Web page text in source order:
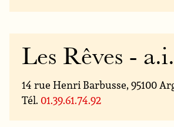
Les Rêves -
14 rue Henri Barbusse, 95100
Tél. 01.39.61.74.92